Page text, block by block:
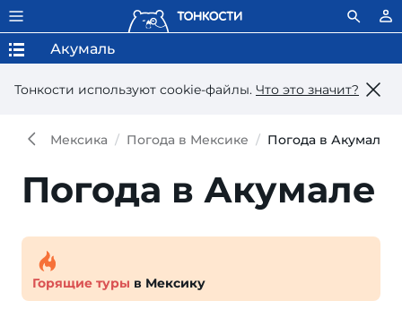
Тонкости используют сookie-файлы. Что это значит?
Акумаль
Мексика Погода в Мексике Погода в Акумале
Погода в Акумале
Горящие туры в Мексику